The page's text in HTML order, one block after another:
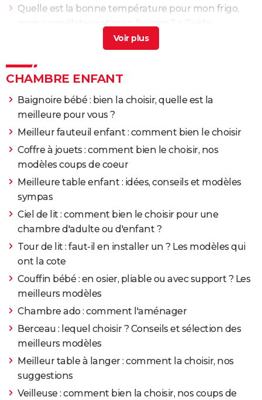
Quelle est la bonne température pour mon frigo,
Meilleur matelas bébé> Guide
CHAMBRE ENFANT
Baignoire bébé : bien la choisir, quelle est la
meilleure pour vous ?
Meilleur fauteuil enfant : comment bien le choisir
Coffre à jouets : comment bien le choisir, nos
modèles coups de coeur
Meilleure table enfant : idées, conseils et modèles
sympas
Ciel de lit : comment bien le choisir pour une
chambre d'adulte ou d'enfant ?
Tour de lit : faut-il en installer un ? Les modèles qui
ont la cote
Couffin bébé : en osier, pliable ou avec support ? Les
meilleurs modèles
Chambre ado : comment l'aménager
Berceau : lequel choisir ? Conseils et sélection des
meilleurs modèles
Meilleur table à langer : comment la choisir, nos
suggestions
Veilleuse : comment bien la choisir, nos coups de